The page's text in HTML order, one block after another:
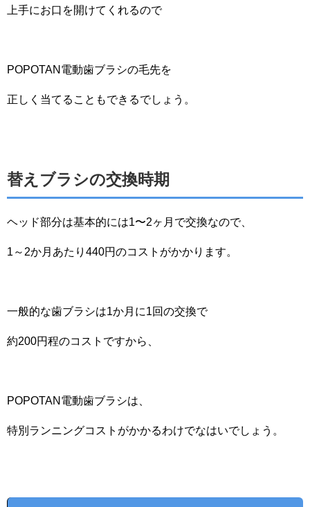
上手にお口を開けてくれるので
POPOTAN電動歯ブラシの毛先を
正しく当てることもできるでしょう。
替えブラシの交換時期
ヘッド部分は基本的には1〜2ヶ月で交換なので、
1～2か月あたり440円のコストがかかります。
一般的な歯ブラシは1か月に1回の交換で
約200円程のコストですから、
POPOTAN電動歯ブラシは、
特別ランニングコストがかかるわけでなはいでしょう。